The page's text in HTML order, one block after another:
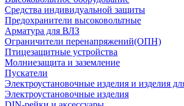
Средства индивидуальной защиты
Предохранители высоковольтные
Арматура для ВЛЗ
Ограничители перенапряжений(ОПН)
Птицезащитные устройства
Молниезащита и заземление
Пускатели
Электроустановочные изделия и изделия
Электроустановочные изделия